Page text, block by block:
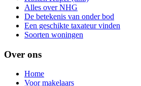
Alles over NHG
De betekenis van onder bod
Een geschikte taxateur vinden
Soorten woningen
Over ons
Home
Voor makelaars